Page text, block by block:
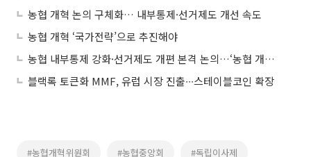
농협 개혁 논의 구체화… 내부통제·선거제도 개선 속도
농협 개혁 ‘국가전략’으로 추진해야
농협 내부통제 강화·선거제도 개편 본격 논의…‘농협 개혁 추진단’ 2차 회의
블랙록 토큰화 MMF, 유럽 시장 진출∙∙∙스테이블코인 확장
#농협개혁위원회 #농협중앙회 #독립이사제